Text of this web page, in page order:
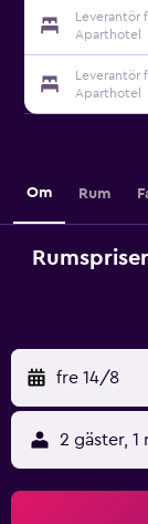
Leverantör
Aparthotel
Leverantör
Aparthotel
Om Rum
fre 14/8
2 gäster, 1